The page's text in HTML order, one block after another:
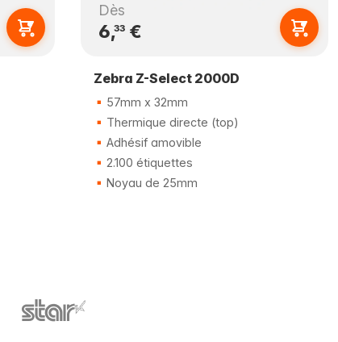
Dès
6,33€
Zebra Z-Select 2000D
57mm x 32mm
Thermique directe (top)
Adhésif amovible
2.100 étiquettes
Noyau de 25mm